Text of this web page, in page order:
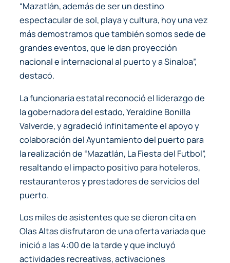
“Mazatlán, además de ser un destino
espectacular de sol, playa y cultura, hoy una vez
más demostramos que también somos sede de
grandes eventos, que le dan proyección
nacional e internacional al puerto y a Sinaloa”,
destacó.
La funcionaria estatal reconoció el liderazgo de
la gobernadora del estado, Yeraldine Bonilla
Valverde, y agradeció infinitamente el apoyo y
colaboración del Ayuntamiento del puerto para
la realización de “Mazatlán, La Fiesta del Futbol”,
resaltando el impacto positivo para hoteleros,
restauranteros y prestadores de servicios del
puerto.
Los miles de asistentes que se dieron cita en
Olas Altas disfrutaron de una oferta variada que
inició a las 4:00 de la tarde y que incluyó
actividades recreativas, activaciones